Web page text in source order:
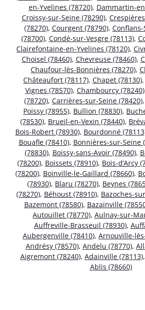
en-Yvelines (78720), Dammartin-
Croissy-sur-Seine (78290),
(78270), Courgent (78790),
(78700), Condé-sur-Vesgre (78113),
Clairefontaine-en-Yvelines (78120),
Choisel (78460), Chevreuse (78460),
Chaufour-lès-Bonnières (78270),
Châteaufort (78117), Chapet (78130),
Vignes (78570), Chambourcy (78240)
(78720), Carrières-sur-Seine (78420),
Poissy (78955), Bullion (78830),
(78530), Brueil-en-Vexin (78440),
Bois-Robert (78930), Bourdonné
Bouafle (78410), Bonnières-sur-Seine
(78830), Boissy-sans-Avoir (78490),
(78200), Boissets (78910), Bois-d’Arcy
(78200), Boinville-le-Gaillard (78660),
(78930), Blaru (78270), Beynes
(78270), Béhoust (78910), Bazoches-
Bazemont (78580), Bazainville
Autouillet (78770), Aulnay-sur-
Auffreville-Brasseuil (78930),
Aubergenville (78410), Arnouville-
Andrésy (78570), Andelu (78770),
Aigremont (78240), Adainville (78113),
Ablis (78660)